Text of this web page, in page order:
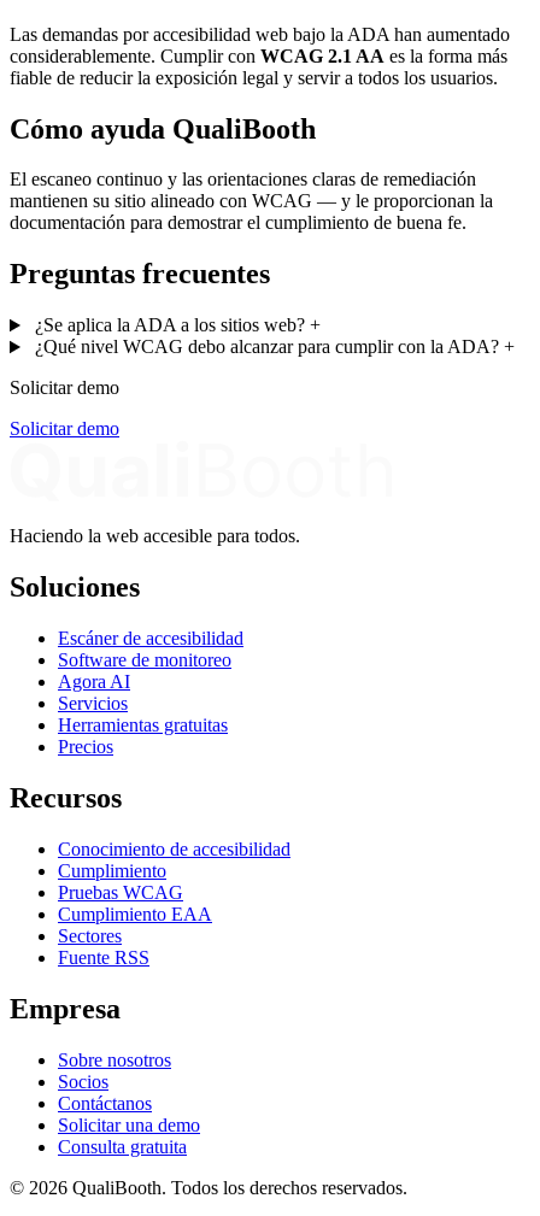
Las demandas por accesibilidad web bajo la ADA han aumentado
considerablemente. Cumplir con WCAG 2.1 AA es la forma más
fiable de reducir la exposición legal y servir a todos los usuarios.
Cómo ayuda QualiBooth
El escaneo continuo y las orientaciones claras de remediación
mantienen su sitio alineado con WCAG — y le proporcionan la
documentación para demostrar el cumplimiento de buena fe.
Preguntas frecuentes
¿Se aplica la ADA a los sitios web? +
¿Qué nivel WCAG debo alcanzar para cumplir con la ADA? +
Solicitar demo
Solicitar demo
Haciendo la web accesible para todos.
Soluciones
Escáner de accesibilidad
Software de monitoreo
Agora AI
Servicios
Herramientas gratuitas
Precios
Recursos
Conocimiento de accesibilidad
Cumplimiento
Pruebas WCAG
Cumplimiento EAA
Sectores
Fuente RSS
Empresa
Sobre nosotros
Socios
Contáctanos
Solicitar una demo
Consulta gratuita
© 2026 QualiBooth. Todos los derechos reservados.